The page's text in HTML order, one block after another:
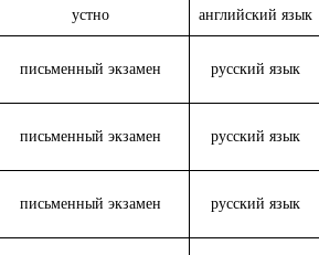
устно английский язык
письменный экзамен русский язык
письменный экзамен русский язык
письменный экзамен русский язык